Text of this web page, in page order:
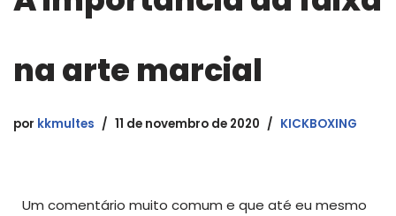
na arte marcial
por kkmultes 11 de novembro de 2020 KICKBOXING
Um comentário muito comum e que até eu mesmo